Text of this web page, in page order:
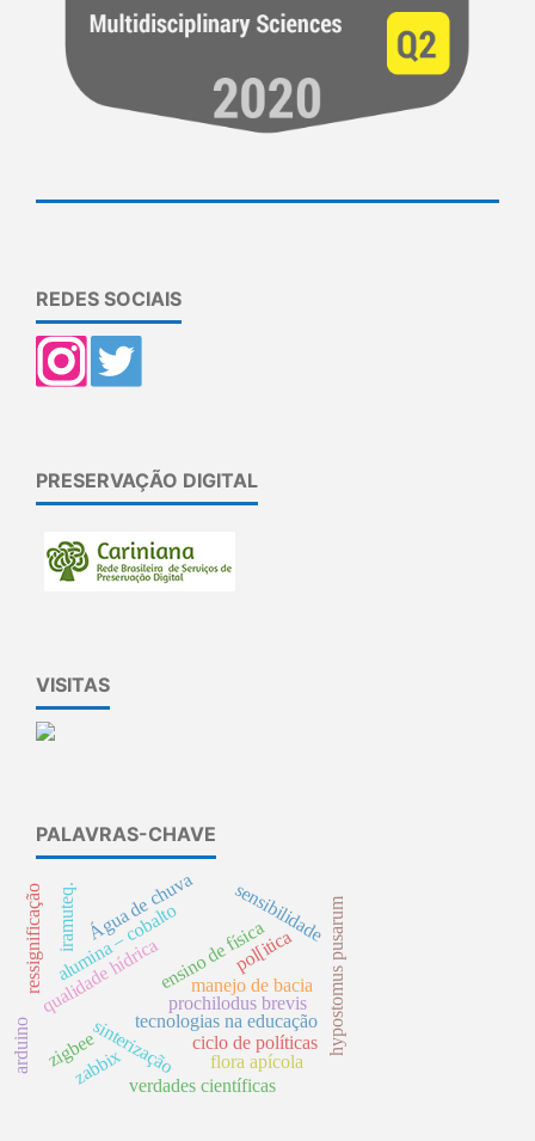
REDES SOCIAIS
PRESERVAÇÃO DIGITAL
VISITAS
PALAVRAS-CHAVE
ensino de física
qualidade hídrica
manejo de bacia
tecnologias na educação
alumina – cobalto
sinterização
zigbee
zabbix
pol[itica
Água de chuva
ressignificação
prochilodus brevis hypostomus pusarum
sensibilidade
ciclo de políticas
verdades científicas
iramuteq.
flora apícola
arduino